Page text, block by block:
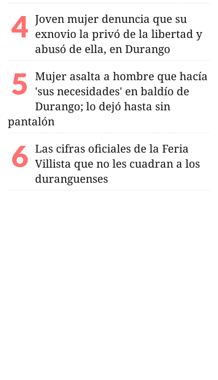
Joven mujer denuncia que su
exnovio la privó de la libertad y
abusó de ella, en Durango
Mujer asalta a hombre que hacía
'sus necesidades' en baldío de
Durango; lo dejó hasta sin
pantalón
Las cifras oficiales de la Feria
Villista que no les cuadran a los
duranguenses